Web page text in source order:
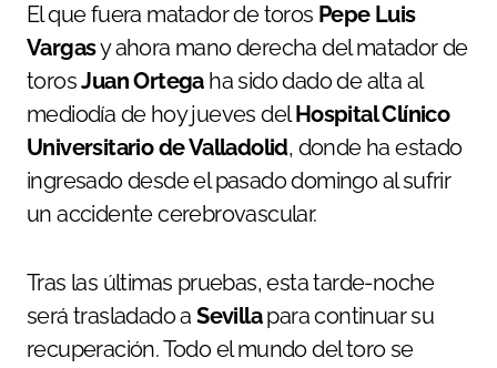
El que fuera matador de toros Pepe Luis
Vargasy ahora mano derecha del matador de
torosJuan Ortegaha sido dado de alta al
mediodía de hoy jueves delHospital Clínico
Universitario de Valladolid, donde ha estado
ingresado desde el pasado domingo al sufrir
un accidente cerebrovascular.
Tras las últimas pruebas, esta tarde-noche
será trasladado aSevillapara continuar su
recuperación. Todo el mundo del toro se